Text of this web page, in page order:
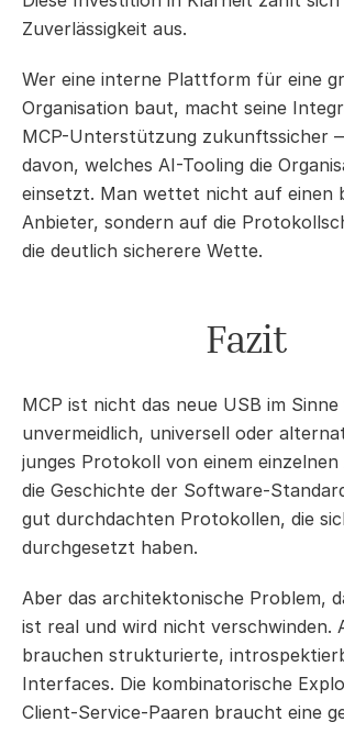
Zuverlässigkeit aus.
Wer eine interne Plattform für eine
Organisation baut, macht seine
MCP-Unterstützung zukunftssicher
davon, welches AI-Tooling die
einsetzt. Man wettet nicht auf einen
Anbieter, sondern auf die
die deutlich sicherere Wette.
Fazit
MCP ist nicht das neue USB im Sinne
unvermeidlich, universell oder
junges Protokoll von einem
die Geschichte der Software-
gut durchdachten Protokollen, die
durchgesetzt haben.
Aber das architektonische Problem,
ist real und wird nicht verschwinden.
brauchen strukturierte,
Interfaces. Die kombinatorische
Client-Service-Paaren braucht eine